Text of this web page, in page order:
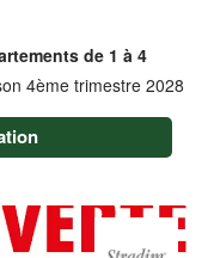
de 1 à 4
4ème trimestre 2028